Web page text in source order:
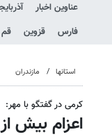
عناوین اخبار
فارس
قزوین قم
استانها مازندران
کرمی در گفتگو با مهر:
اعزام بیش